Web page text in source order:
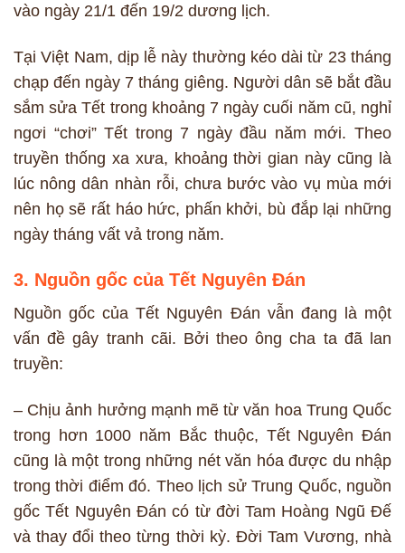
vào ngày 21/1 đến 19/2 dương lịch.
Tại Việt Nam, dịp lễ này thường kéo dài từ 23 tháng
chạp đến ngày 7 tháng giêng. Người dân sẽ bắt đầu
sắm sửa Tết trong khoảng 7 ngày cuối năm cũ, nghỉ
ngơi “chơi” Tết trong 7 ngày đầu năm mới. Theo
truyền thống xa xưa, khoảng thời gian này cũng là
lúc nông dân nhàn rỗi, chưa bước vào vụ mùa mới
nên họ sẽ rất háo hức, phấn khởi, bù đắp lại những
ngày tháng vất vả trong năm.
3. Nguồn gốc của Tết Nguyên Đán
Nguồn gốc của Tết Nguyên Đán vẫn đang là một
vấn đề gây tranh cãi. Bởi theo ông cha ta đã lan
truyền:
– Chịu ảnh hưởng mạnh mẽ từ văn hoa Trung Quốc
trong hơn 1000 năm Bắc thuộc, Tết Nguyên Đán
cũng là một trong những nét văn hóa được du nhập
trong thời điểm đó. Theo lịch sử Trung Quốc, nguồn
gốc Tết Nguyên Đán có từ đời Tam Hoàng Ngũ Đế
và thay đổi theo từng thời kỳ. Đời Tam Vương, nhà